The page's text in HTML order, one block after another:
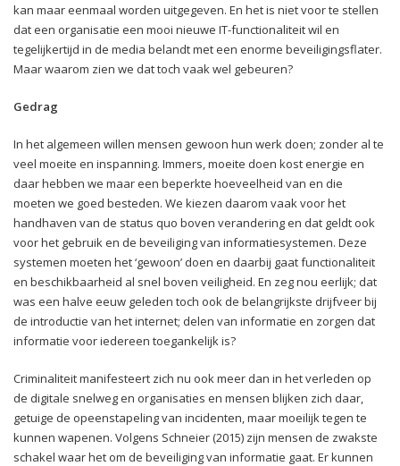
kan maar eenmaal worden uitgegeven. En het is niet voor te stellen
dat een organisatie een mooi nieuwe IT-functionaliteit wil en
tegelijkertijd in de media belandt met een enorme beveiligingsflater.
Maar waarom zien we dat toch vaak wel gebeuren?
Gedrag
In het algemeen willen mensen gewoon hun werk doen; zonder al te
veel moeite en inspanning. Immers, moeite doen kost energie en
daar hebben we maar een beperkte hoeveelheid van en die
moeten we goed besteden. We kiezen daarom vaak voor het
handhaven van de status quo boven verandering en dat geldt ook
voor het gebruik en de beveiliging van informatiesystemen. Deze
systemen moeten het ‘gewoon’ doen en daarbij gaat functionaliteit
en beschikbaarheid al snel boven veiligheid. En zeg nou eerlijk; dat
was een halve eeuw geleden toch ook de belangrijkste drijfveer bij
de introductie van het internet; delen van informatie en zorgen dat
informatie voor iedereen toegankelijk is?
Criminaliteit manifesteert zich nu ook meer dan in het verleden op
de digitale snelweg en organisaties en mensen blijken zich daar,
getuige de opeenstapeling van incidenten, maar moeilijk tegen te
kunnen wapenen. Volgens Schneier (2015) zijn mensen de zwakste
schakel waar het om de beveiliging van informatie gaat. Er kunnen